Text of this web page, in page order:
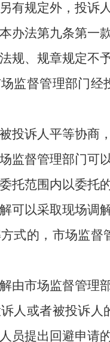
规定外，投诉人
法第九条第一款
、规章规定不予
监督管理部门经
诉人平等协商，
监督管理部门可
范围内以委托的
可以采取现场调
的，市场监督
由市场监督管理
或者被投诉人
员提出回避申请